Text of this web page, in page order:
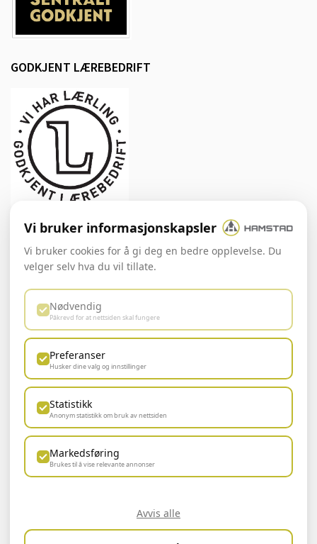
GODKJENT LÆREBEDRIFT
SOSIALE MEDIER
BÆREKRAFTIG UTVIKLING
Vi bruker informasjonskapsler
Vi bruker cookies for å gi deg en bedre opplevelse. Du
velger selv hva du vil tillate.
Nødvendig
Påkrevd for at nettsiden skal fungere
Preferanser
Husker dine valg og innstillinger
Statistikk
Anonym statistikk om bruk av nettsiden
Markedsføring
Brukes til å vise relevante annonser
Avvis alle